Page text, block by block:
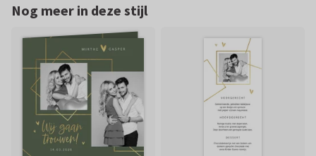
Nog meer in deze stijl